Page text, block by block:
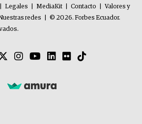
Legales MediaKit Contacto
Valores y
redes
© 2026. Forbes Ecuador.